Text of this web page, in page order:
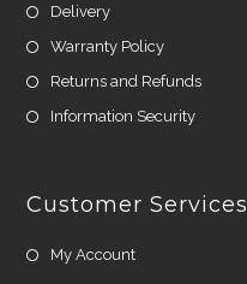
Delivery
Warranty Policy
Returns and Refunds
Information Security
Customer Services
My Account